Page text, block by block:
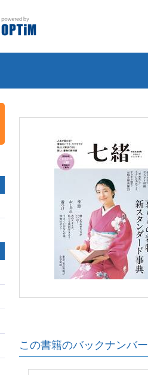
この書籍のバックナンバー